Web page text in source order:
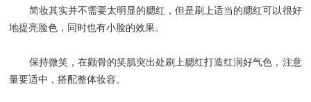
简妆其实并不需要太明显的腮红，但是刷上适当的腮红可以很好
地提亮脸色，同时也有小脸的效果。
保持微笑，在颧骨的笑肌突出处刷上腮红打造红润好气色，注意
量要适中，搭配整体妆容。